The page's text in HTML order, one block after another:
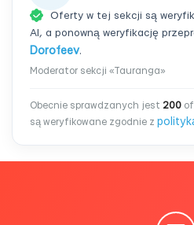
Oferty w tej sekcji są
AI, a ponowną weryfikację
Dorofeev.
Moderator sekcji «Tauranga»
Obecnie sprawdzanych jest 200
są weryfikowane zgodnie z